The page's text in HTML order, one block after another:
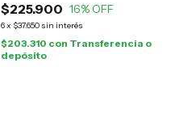
$225.900 16% OFF
6x $37.650 sin interés
$203.310 con Transferencia o
depósito